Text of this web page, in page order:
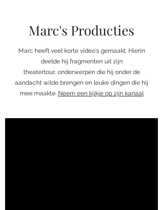
Marc's Producties
Marc heeft veel korte video's gemaakt. Hierin
deelde hij fragmenten uit zijn
theatertour, onderwerpen die hij onder de
aandacht wilde brengen en leuke dingen die hij
mee maakte. Neem een kijkje op zijn kanaal